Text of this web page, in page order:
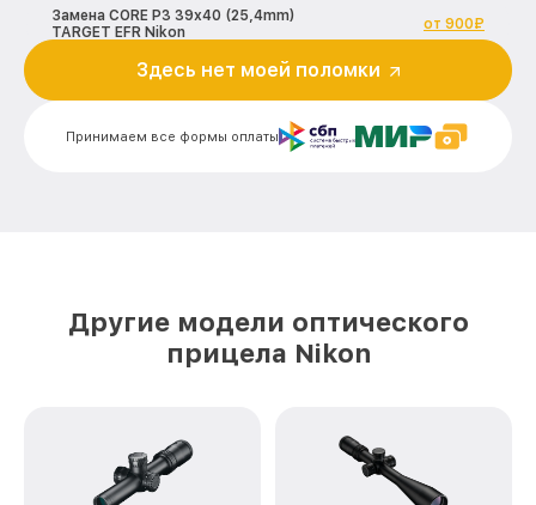
Замена CORE P3 39x40 (25,4mm)
TARGET EFR Nikon
от 900₽
Ремонт встроенного дальнометра и
других устройств P3 39x40 (25,4mm)
от 750₽
Восстановление питания P3 39x40
(25,4mm) TARGET EFR Nikon
(25,4mm) TARGET EFR Nikon
Замена корпуса P3 39x40 (25,4mm)
TARGET EFR Nikon
от 1250₽
Принимаем все формы оплаты
Здесь нет моей поломки
Другие модели оптического
прицела Nikon